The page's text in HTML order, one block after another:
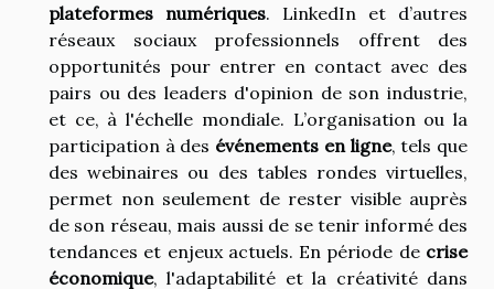
plateformes numériques. LinkedIn et d’autres
réseaux sociaux professionnels offrent des
opportunités pour entrer en contact avec des
pairs ou des leaders d'opinion de son industrie,
et ce, à l'échelle mondiale. L’organisation ou la
participation à des événements en ligne, tels que
des webinaires ou des tables rondes virtuelles,
permet non seulement de rester visible auprès
de son réseau, mais aussi de se tenir informé des
tendances et enjeux actuels. En période de crise
économique, l'adaptabilité et la créativité dans